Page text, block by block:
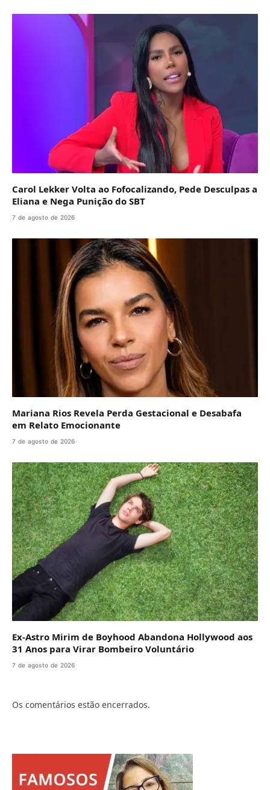
Carol Lekker Volta ao Fofocalizando, Pede Desculpas a
Eliana e Nega Punição do SBT
7 de agosto de 2026
Mariana Rios Revela Perda Gestacional e Desabafa
em Relato Emocionante
7 de agosto de 2026
Ex-Astro Mirim de Boyhood Abandona Hollywood aos
31 Anos para Virar Bombeiro Voluntário
7 de agosto de 2026
Os comentários estão encerrados.